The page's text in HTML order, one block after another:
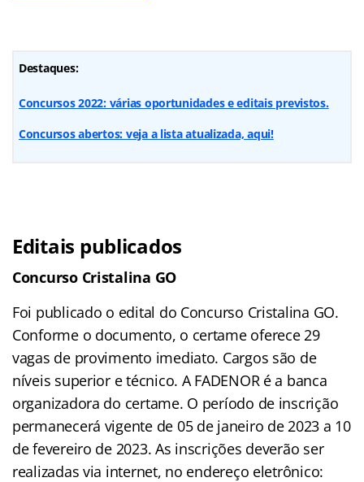
Destaques:
Concursos 2022: várias oportunidades e editais previstos.
Concursos abertos: veja a lista atualizada, aqui!
Editais publicados
Concurso Cristalina GO
Foi publicado o edital do Concurso Cristalina GO.
Conforme o documento, o certame oferece 29
vagas de provimento imediato. Cargos são de
níveis superior e técnico. A FADENOR é a banca
organizadora do certame. O período de inscrição
permanecerá vigente de 05 de janeiro de 2023 a 10
de fevereiro de 2023. As inscrições deverão ser
realizadas via internet, no endereço eletrônico: